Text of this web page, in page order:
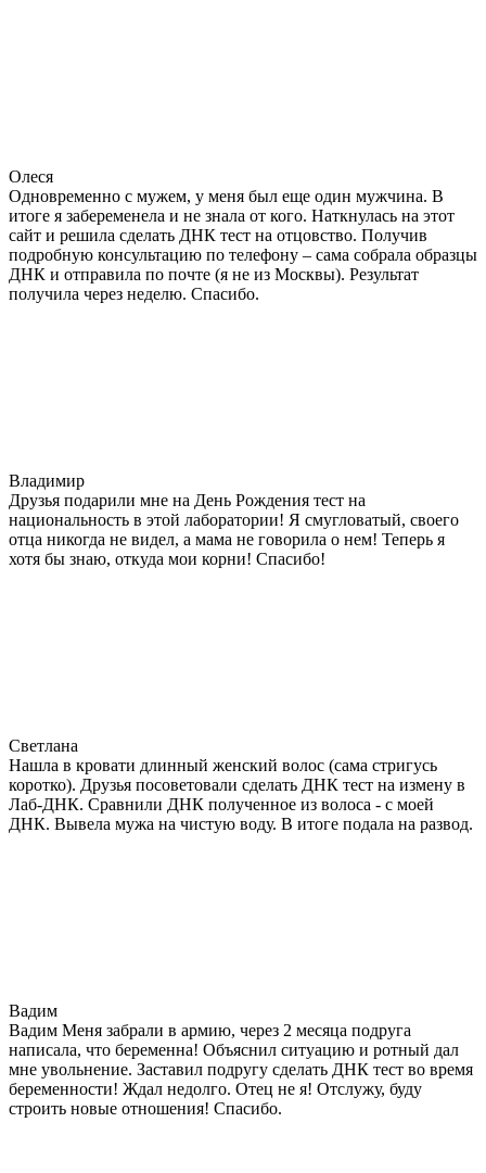
Олеся
Одновременно с мужем, у меня был еще один мужчина. В
итоге я забеременела и не знала от кого. Наткнулась на этот
сайт и решила сделать ДНК тест на отцовство. Получив
подробную консультацию по телефону – сама собрала образцы
ДНК и отправила по почте (я не из Москвы). Результат
получила через неделю. Спасибо.
Владимир
Друзья подарили мне на День Рождения тест на
национальность в этой лаборатории! Я смугловатый, своего
отца никогда не видел, а мама не говорила о нем! Теперь я
хотя бы знаю, откуда мои корни! Спасибо!
Светлана
Нашла в кровати длинный женский волос (сама стригусь
коротко). Друзья посоветовали сделать ДНК тест на измену в
Лаб-ДНК. Сравнили ДНК полученное из волоса - с моей
ДНК. Вывела мужа на чистую воду. В итоге подала на развод.
Вадим
Вадим Меня забрали в армию, через 2 месяца подруга
написала, что беременна! Объяснил ситуацию и ротный дал
мне увольнение. Заставил подругу сделать ДНК тест во время
беременности! Ждал недолго. Отец не я! Отслужу, буду
строить новые отношения! Спасибо.